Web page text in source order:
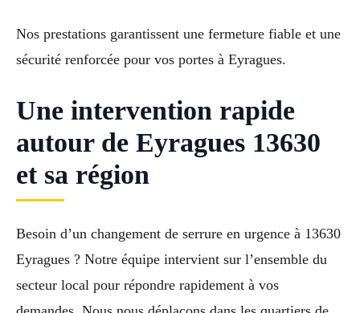
Nos prestations garantissent une fermeture fiable et une
sécurité renforcée pour vos portes à Eyragues.
Une intervention rapide
autour de Eyragues 13630
et sa région
Besoin d’un changement de serrure en urgence à 13630
Eyragues ? Notre équipe intervient sur l’ensemble du
secteur local pour répondre rapidement à vos